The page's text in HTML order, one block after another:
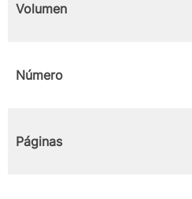
Volumen
Número
Páginas